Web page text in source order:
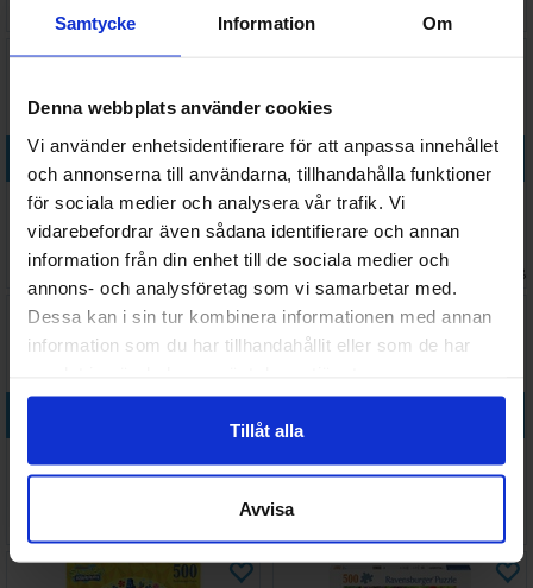
Samtycke Information Om
Denna webbplats använder cookies
Vi använder enhetsidentifierare för att anpassa innehållet
och annonserna till användarna, tillhandahålla funktioner
för sociala medier och analysera vår trafik. Vi
vidarebefordrar även sådana identifierare och annan
information från din enhet till de sociala medier och
annons- och analysföretag som vi samarbetar med.
Dessa kan i sin tur kombinera informationen med annan
information som du har tillhandahållit eller som de har
Tillåt alla
Avvisa
138 SEK I lager:3 139 SEK
Köp
Pets of Palm Springs 500 bitar
Pussel
138 SEK
Köp
Pokemon Round 500 bitar
Pussel
118 SEK 2026-08-18
Red Lionfish 500 bitar Pussel